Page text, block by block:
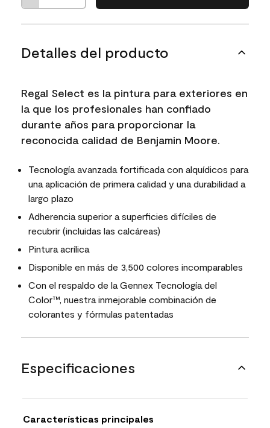
Detalles del producto
Regal Select es la pintura para exteriores en
la que los profesionales han confiado
durante años para proporcionar la
reconocida calidad de Benjamin Moore.
Tecnología avanzada fortificada con alquídicos para
una aplicación de primera calidad y una durabilidad a
largo plazo
Adherencia superior a superficies difíciles de
recubrir (incluidas las calcáreas)
Pintura acrílica
Disponible en más de 3,500 colores incomparables
Con el respaldo de la Gennex Tecnología del
Color™, nuestra inmejorable combinación de
colorantes y fórmulas patentadas
Especificaciones
Características principales